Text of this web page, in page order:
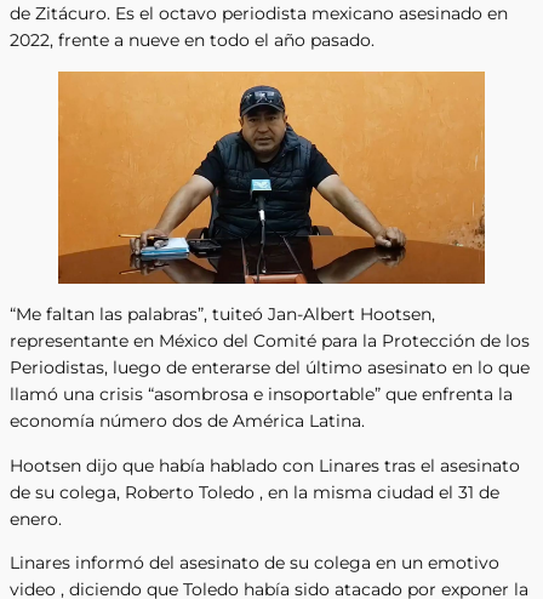
de Zitácuro. Es el octavo periodista mexicano asesinado en
2022, frente a nueve en todo el año pasado.
“Me faltan las palabras”, tuiteó Jan-Albert Hootsen,
representante en México del Comité para la Protección de los
Periodistas, luego de enterarse del último asesinato en lo que
llamó una crisis “asombrosa e insoportable” que enfrenta la
economía número dos de América Latina.
Hootsen dijo que había hablado con Linares tras el asesinato
de su colega, Roberto Toledo , en la misma ciudad el 31 de
enero.
Linares informó del asesinato de su colega en un emotivo
video , diciendo que Toledo había sido atacado por exponer la